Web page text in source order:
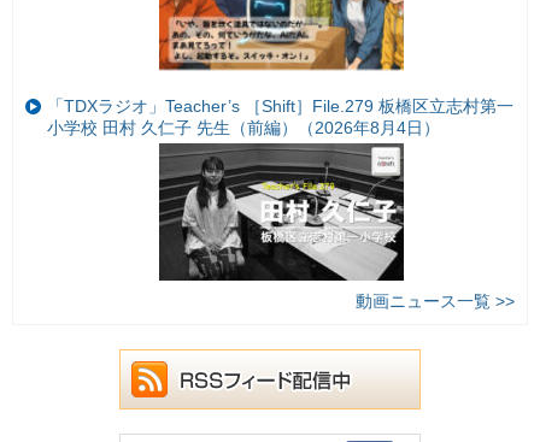
「TDXラジオ」Teacher’s ［Shift］File.279 板橋区立志村第一
小学校 田村 久仁子 先生（前編）（2026年8月4日）
動画ニュース一覧 >>